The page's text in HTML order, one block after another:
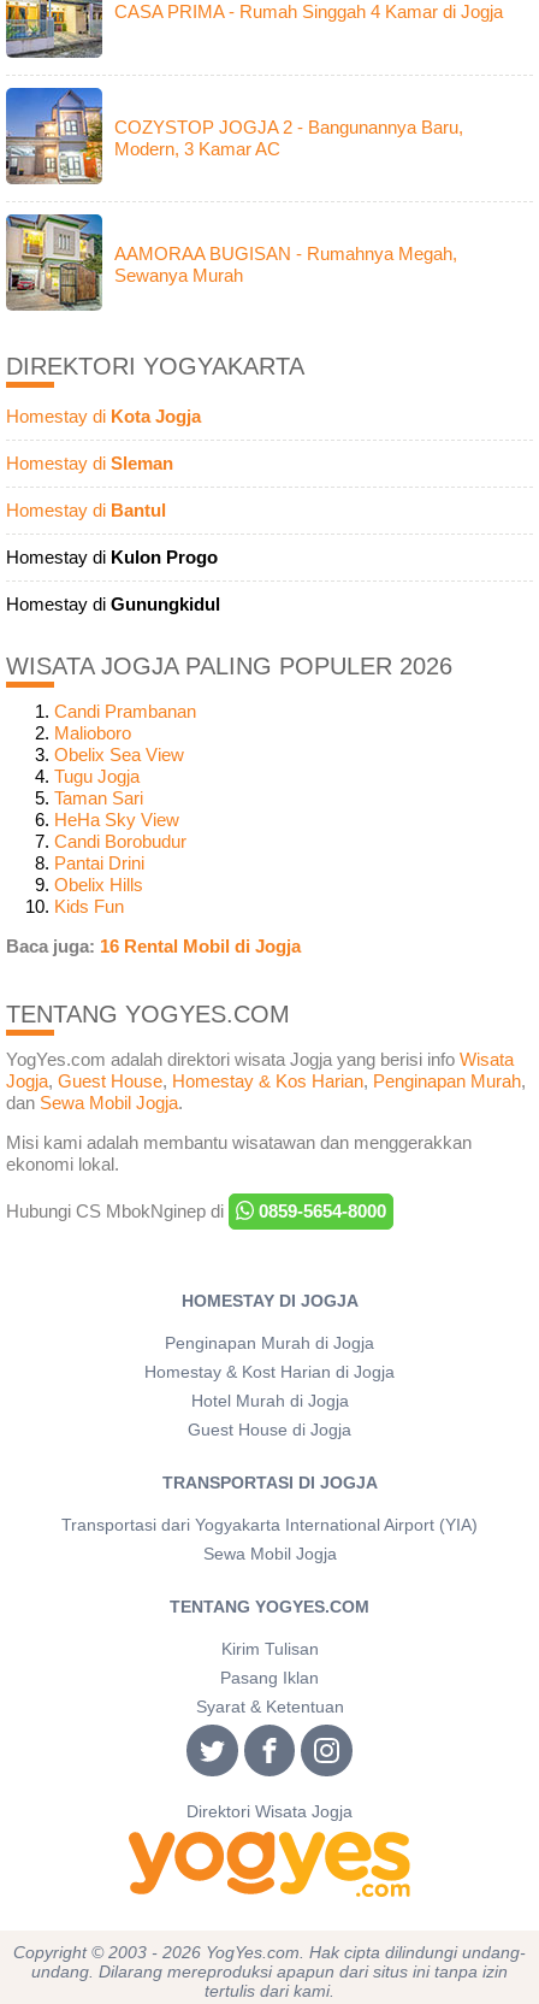
CASA PRIMA - Rumah Singgah 4 Kamar di Jogja
COZYSTOP JOGJA 2 - Bangunannya Baru,
Modern, 3 Kamar AC
AAMORAA BUGISAN - Rumahnya Megah,
Sewanya Murah
DIREKTORI YOGYAKARTA
Homestay di Kota Jogja
Homestay di Sleman
Homestay di Bantul
Homestay di Kulon Progo
Homestay di Gunungkidul
WISATA JOGJA PALING POPULER 2026
Candi Prambanan
Malioboro
Obelix Sea View
Tugu Jogja
Taman Sari
HeHa Sky View
Candi Borobudur
Pantai Drini
Obelix Hills
Kids Fun
Baca juga: 16 Rental Mobil di Jogja
TENTANG YOGYES.COM
YogYes.com adalah direktori wisata Jogja yang berisi info Wisata
Jogja, Guest House, Homestay & Kos Harian, Penginapan Murah,
dan Sewa Mobil Jogja.
Misi kami adalah membantu wisatawan dan menggerakkan
ekonomi lokal.
Hubungi CS MbokNginep di 0859-5654-8000
HOMESTAY DI JOGJA
Penginapan Murah di Jogja
Homestay & Kost Harian di Jogja
Hotel Murah di Jogja
Guest House di Jogja
TRANSPORTASI DI JOGJA
Transportasi dari Yogyakarta International Airport (YIA)
Sewa Mobil Jogja
TENTANG YOGYES.COM
Kirim Tulisan
Pasang Iklan
Syarat & Ketentuan
Direktori Wisata Jogja
Copyright © 2003 - 2026 YogYes.com. Hak cipta dilindungi undang-
undang. Dilarang mereproduksi apapun dari situs ini tanpa izin
tertulis dari kami.